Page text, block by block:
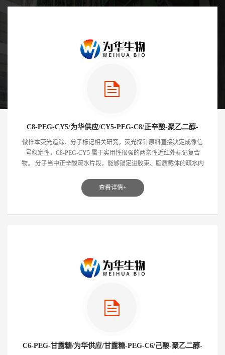
C8-PEG-CY5/为华供应/CY5-PEG-C8/正辛酸-聚乙二醇-
CY5/CY5-聚乙二醇-正辛酸
做样本荧光追踪、分子标记相关研究，荧光探针原料直接决定成像信
号稳定性，C8-PEG-CY5 属于实用性很强的两亲性近红外标记复合
物。 分子当中正辛酸疏水片段，能够锚定进胶束、脂质载体的疏水内
查看详情+
C6-PEG-甘露糖/为华供应/甘露糖-PEG-C6/己酸-聚乙二醇-